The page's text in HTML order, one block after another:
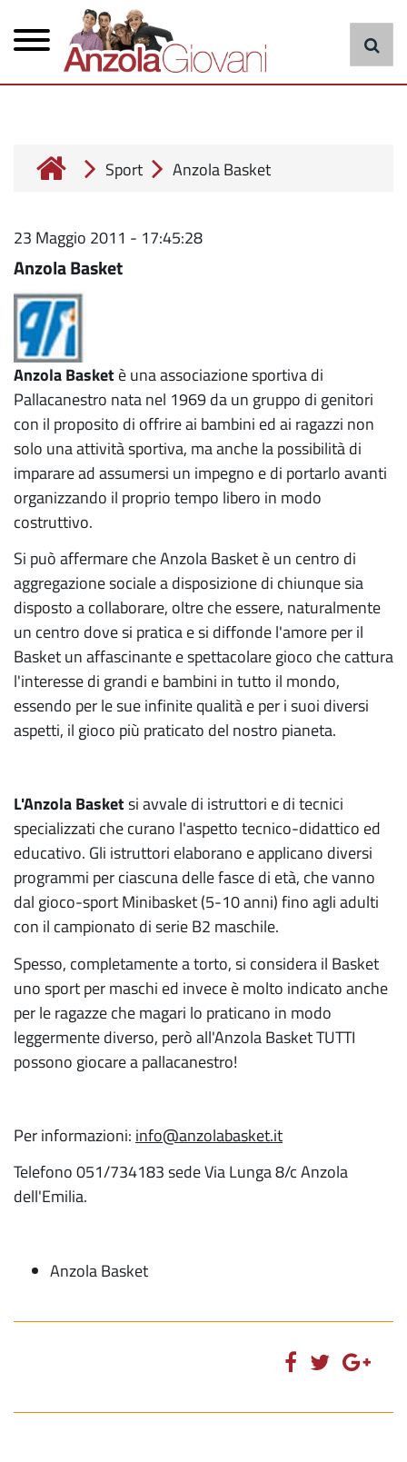
contenuto
principale
principale
cerca
Sport Anzola Basket
23 Maggio 2011 - 17:45:28
Anzola Basket
Anzola Basketè una associazione sportiva di
Pallacanestro nata nel 1969 da un gruppo di genitori
con il proposito di offrire ai bambini ed ai ragazzi non
solo una attività sportiva, ma anche la possibilità di
imparare ad assumersi un impegno e di portarlo avanti
organizzando il proprio tempo libero in modo
costruttivo.
Si può affermare che Anzola Basket è un centro di
aggregazione sociale a disposizione di chiunque sia
disposto a collaborare, oltre che essere, naturalmente
un centro dove si pratica e si diffonde l'amore per il
Basket un affascinante e spettacolare gioco che cattura
l'interesse di grandi e bambini in tutto il mondo,
essendo per le sue infinite qualità e per i suoi diversi
aspetti, il gioco più praticato del nostro pianeta.
L'Anzola Basketsi avvale di istruttori e di tecnici
specializzati che curano l'aspetto tecnico-didattico ed
educativo. Gli istruttori elaborano e applicano diversi
programmi per ciascuna delle fasce di età, che vanno
dal gioco-sport Minibasket (5-10 anni) fino agli adulti
con il campionato di serie B2 maschile.
Spesso, completamente a torto, si considera il Basket
uno sport per maschi ed invece è molto indicato anche
per le ragazze che magari lo praticano in modo
leggermente diverso, però all'Anzola Basket TUTTI
possono giocare a pallacanestro!
Per informazioni: info@anzolabasket.it
Telefono 051/734183 sede Via Lunga 8/c Anzola
dell'Emilia.
Anzola Basket